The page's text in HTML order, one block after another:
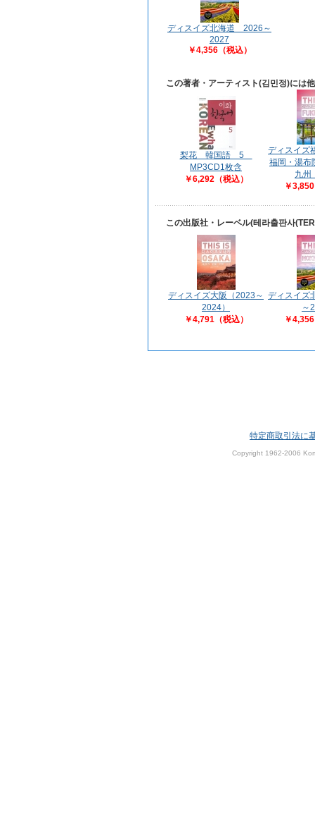
ディスイズ北海道 2026～
2027
￥4,356（税込）
この著者・アーティスト(김민정)には
梨花 韓国語 5
MP3CD1枚含
￥6,292（税込）
ディスイズ
福岡・湯布
九州
￥
この出版社・レーベル(테라출판사
ディスイズ大阪（2023～
2024）
￥4,791（税込）
ディスイ
～
￥
特定商取引法に
Copyright 1962-2006